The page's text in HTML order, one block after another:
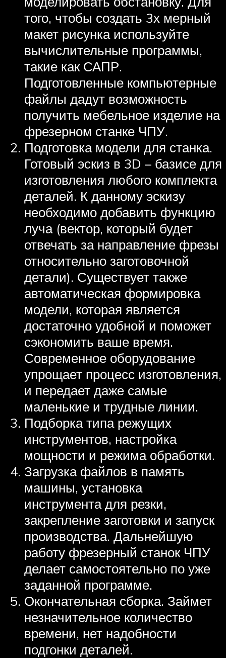
того, чтобы создать 3х мерный
макет рисунка используйте
вычислительные программы,
такие как САПР.
Подготовленные компьютерные
файлы дадут возможность
получить мебельное изделие на
фрезерном станке ЧПУ.
Подготовка модели для станка.
Готовый эскиз в 3D – базисе для
изготовления любого комплекта
деталей. К данному эскизу
необходимо добавить функцию
луча (вектор, который будет
отвечать за направление фрезы
относительно заготовочной
детали). Существует также
автоматическая формировка
модели, которая является
достаточно удобной и поможет
сэкономить ваше время.
Современное оборудование
упрощает процесс изготовления,
и передает даже самые
маленькие и трудные линии.
Подборка типа режущих
инструментов, настройка
мощности и режима обработки.
Загрузка файлов в память
машины, установка
инструмента для резки,
закрепление заготовки и запуск
производства. Дальнейшую
работу фрезерный станок ЧПУ
делает самостоятельно по уже
заданной программе.
Окончательная сборка. Займет
незначительное количество
времени, нет надобности
подгонки деталей.